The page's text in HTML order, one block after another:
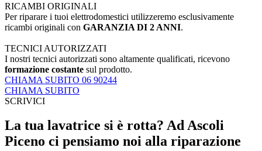
RICAMBI ORIGINALI
Per riparare i tuoi elettrodomestici utilizzeremo esclusivamente
ricambi originali con GARANZIA DI 2 ANNI.
TECNICI AUTORIZZATI
I nostri tecnici autorizzati sono altamente qualificati, ricevono
formazione costante sul prodotto.
CHIAMA SUBITO 06 90244
CHIAMA SUBITO
SCRIVICI
La tua lavatrice si è rotta? Ad Ascoli
Piceno ci pensiamo noi alla riparazione